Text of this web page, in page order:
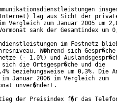
lag aus Sicht der
Vergleich zum Januar 2005 um
sank der Gesamtindex
im Festnetz
W�hrend sich Gespr�che
(- 1,0%) und
die Ortsgespr�che und die
beziehungsweise um 0,3%. Die
im Januar 2006 im Vergleich zum
unver�ndert.
stieg der Preisindex f�r das